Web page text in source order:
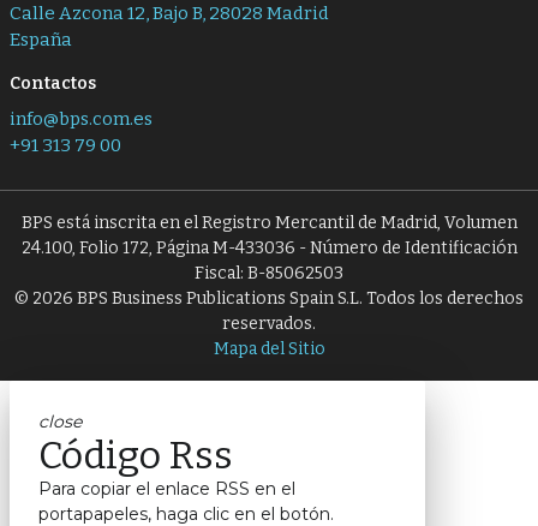
Calle Azcona 12, Bajo B, 28028 Madrid
España
Contactos
info@bps.com.es
+91 313 79 00
BPS está inscrita en el Registro Mercantil de Madrid, Volumen
24.100, Folio 172, Página M-433036 - Número de Identificación
Fiscal: B-85062503
© 2026 BPS Business Publications Spain S.L. Todos los derechos
reservados.
Mapa del Sitio
close
Código Rss
Para copiar el enlace RSS en el
portapapeles, haga clic en el botón.